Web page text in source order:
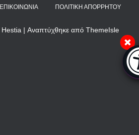
ΕΠΙΚΟΙΝΩΝΊΑ ΠΟΛΙΤΙΚΉ ΑΠΟΡΡΉΤΟΥ
Hestia | Αναπτύχθηκε από ThemeIsle